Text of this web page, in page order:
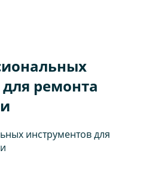
ремонта